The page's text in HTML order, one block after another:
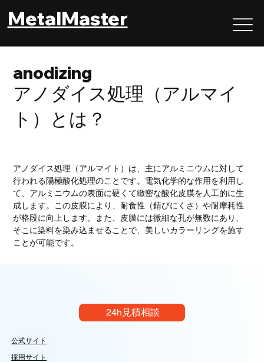
MetalMaster
anodizing
アノダイス処理（アルマイ
ト）とは？
アノダイス処理（アルマイト）は、主にアルミニウムに対して
行われる陽極酸化処理のことです。電気化学的な作用を利用し
て、アルミニウムの表面に硬くて緻密な酸化皮膜を人工的に生
成します。この皮膜により、耐食性（錆びにくさ）や耐摩耗性
が格段に向上します。また、皮膜には微細な孔が無数にあり、
そこに染料を染み込ませることで、美しいカラーリングを施す
ことが可能です。
24h見積相談
公式サイト
採用サイト